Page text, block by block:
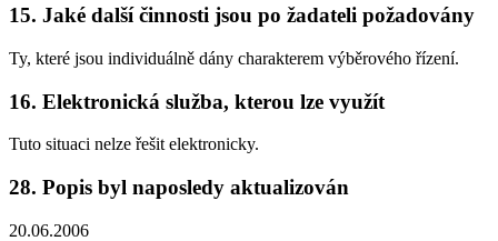
15. Jaké další činnosti jsou po žadateli požadovány
Ty, které jsou individuálně dány charakterem výběrového řízení.
16. Elektronická služba, kterou lze využít
Tuto situaci nelze řešit elektronicky.
28. Popis byl naposledy aktualizován
20.06.2006